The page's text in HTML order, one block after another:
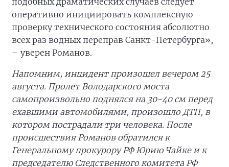
оперативно инициировать комплексную
проверку технического состояния абсолютно
всех раз водных переправ Санкт-Петербурга»,
– уверен Романов.
Напомним, инцидент произошел вечером 25
августа. Пролет Володарского моста
самопроизвольно поднялся на 30-40 см перед
ехавшими автомобилями, произошло ДТП, в
котором пострадали три человека. После
происшествия Романов обратился к
Генеральному прокурору РФ Юрию Чайке и к
председателю Следственного комитета РФ